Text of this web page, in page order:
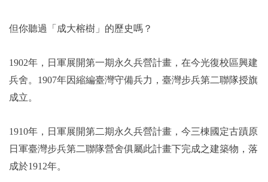
但你聽過「成大榕樹」的歷史嗎？
1902年，日軍展開第一期永久兵營計畫，在今光復校區興建
兵舍。1907年因縮編臺灣守備兵力，臺灣步兵第二聯隊授旗
成立。
1910年，日軍展開第二期永久兵營計畫，今三棟國定古蹟原
日軍臺灣步兵第二聯隊營舍俱屬此計畫下完成之建築物，落
成於1912年。